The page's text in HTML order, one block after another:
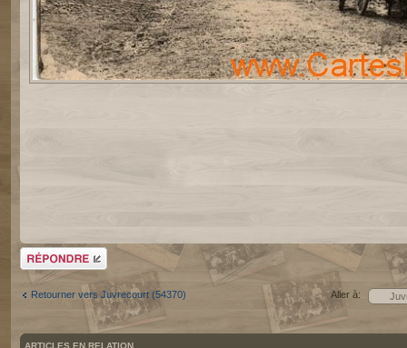
Répondre
Retourner vers Juvrecourt (54370) Aller à:
ARTICLES EN RELATION